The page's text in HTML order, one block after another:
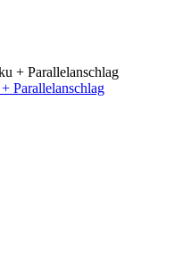
Parallelanschlag